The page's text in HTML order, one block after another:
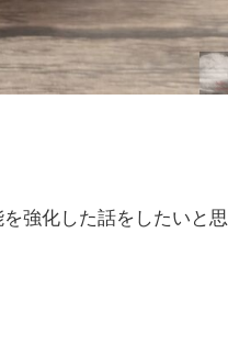
強化した話をしたいと思